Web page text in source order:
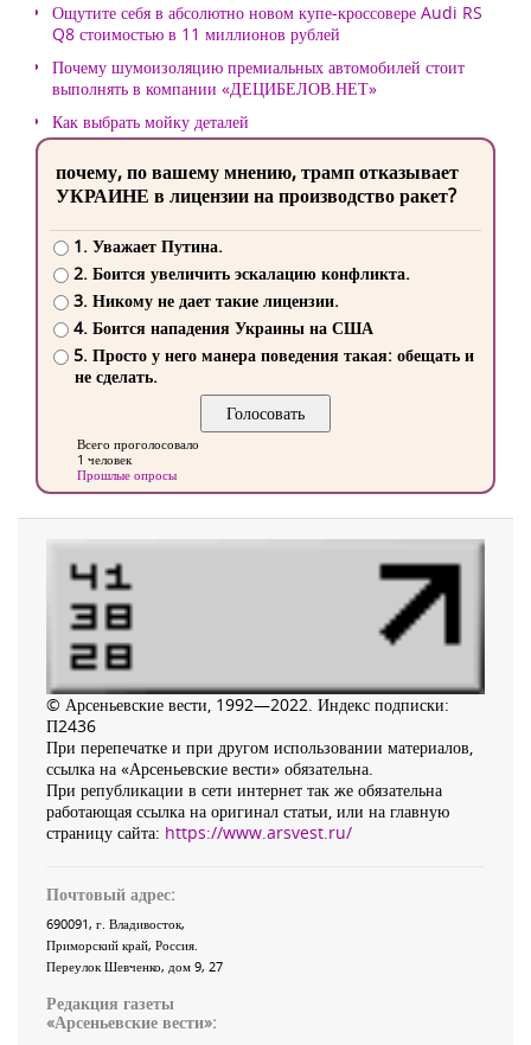
Ощутите себя в абсолютно новом купе-кроссовере Audi RS
Q8 стоимостью в 11 миллионов рублей
Почему шумоизоляцию премиальных автомобилей стоит
выполнять в компании «ДЕЦИБЕЛОВ.НЕТ»
Как выбрать мойку деталей
почему, по вашему мнению, трамп отказывает
УКРАИНЕ в лицензии на производство ракет?
1. Уважает Путина.
2. Боится увеличить эскалацию конфликта.
3. Никому не дает такие лицензии.
4. Боится нападения Украины на США
5. Просто у него манера поведения такая: обещать и
не сделать.
Всего проголосовало
1 человек
Прошлые опросы
© Арсеньевские вести, 1992—2022. Индекс подписки:
П2436
При перепечатке и при другом использовании материалов,
ссылка на «Арсеньевские вести» обязательна.
При републикации в сети интернет так же обязательна
работающая ссылка на оригинал статьи, или на главную
страницу сайта: https://www.arsvest.ru/
Почтовый адрес:
690091, г. Владивосток,
Приморский край, Россия
Переулок Шевченко, дом 9, 27
Редакция газеты
«Арсеньевские вести»: